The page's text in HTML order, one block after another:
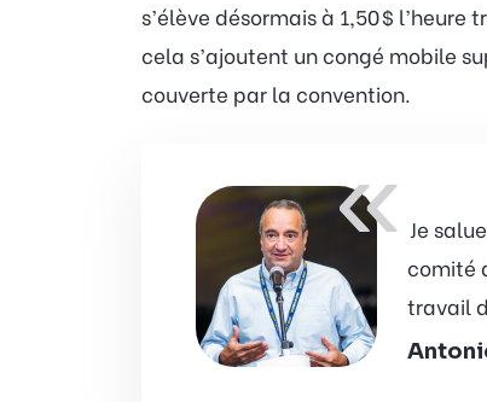
s’élève désormais à 1,50 $
cela s’ajoutent un congé mobile
couverte par la convention.
« Je
comité
travail